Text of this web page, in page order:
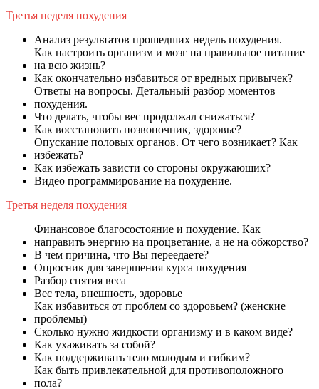
Третья неделя похудения
Анализ результатов прошедших недель похудения.
Как настроить организм и мозг на правильное питание
на всю жизнь?
Как окончательно избавиться от вредных привычек?
Ответы на вопросы. Детальный разбор моментов
похудения.
Что делать, чтобы вес продолжал снижаться?
Как восстановить позвоночник, здоровье?
Опускание половых органов. От чего возникает? Как
избежать?
Как избежать зависти со стороны окружающих?
Видео программирование на похудение.
Третья неделя похудения
Финансовое благосостояние и похудение. Как
направить энергию на процветание, а не на обжорство?
В чем причина, что Вы переедаете?
Опросник для завершения курса похудения
Разбор снятия веса
Вес тела, внешность, здоровье
Как избавиться от проблем со здоровьем? (женские
проблемы)
Сколько нужно жидкости организму и в каком виде?
Как ухаживать за собой?
Как поддерживать тело молодым и гибким?
Как быть привлекательной для противоположного
пола?